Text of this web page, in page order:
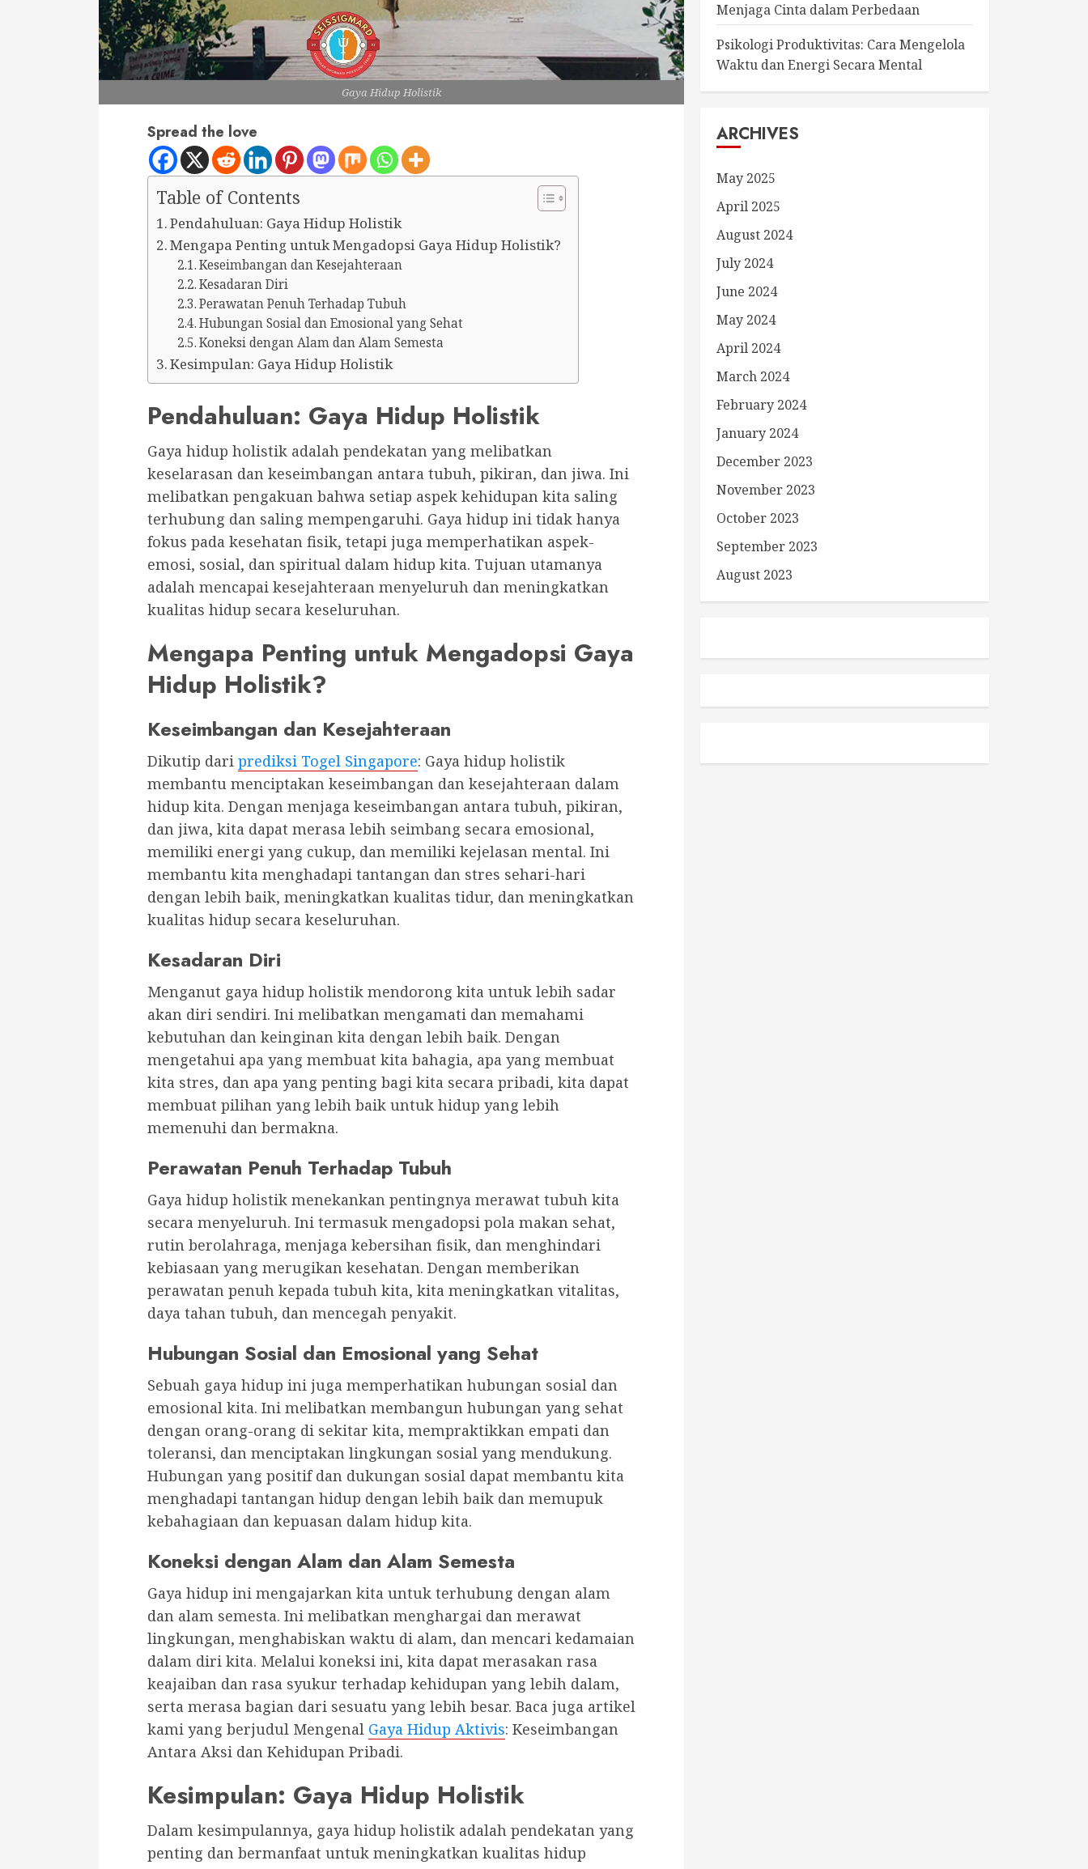
Gaya Hidup Holistik
Spread the love
Table of Contents
Pendahuluan: Gaya Hidup Holistik
Mengapa Penting untuk Mengadopsi Gaya Hidup Holistik?
Keseimbangan dan Kesejahteraan
Kesadaran Diri
Perawatan Penuh Terhadap Tubuh
Hubungan Sosial dan Emosional yang Sehat
Koneksi dengan Alam dan Alam Semesta
Kesimpulan: Gaya Hidup Holistik
Pendahuluan: Gaya Hidup Holistik
Gaya hidup holistik adalah pendekatan yang melibatkan
keselarasan dan keseimbangan antara tubuh, pikiran, dan jiwa. Ini
melibatkan pengakuan bahwa setiap aspek kehidupan kita saling
terhubung dan saling mempengaruhi. Gaya hidup ini tidak hanya
fokus pada kesehatan fisik, tetapi juga memperhatikan aspek-
emosi, sosial, dan spiritual dalam hidup kita. Tujuan utamanya
adalah mencapai kesejahteraan menyeluruh dan meningkatkan
kualitas hidup secara keseluruhan.
Mengapa Penting untuk Mengadopsi Gaya
Hidup Holistik?
Keseimbangan dan Kesejahteraan
Dikutip dari prediksi Togel Singapore: Gaya hidup holistik
membantu menciptakan keseimbangan dan kesejahteraan dalam
hidup kita. Dengan menjaga keseimbangan antara tubuh, pikiran,
dan jiwa, kita dapat merasa lebih seimbang secara emosional,
memiliki energi yang cukup, dan memiliki kejelasan mental. Ini
membantu kita menghadapi tantangan dan stres sehari-hari
dengan lebih baik, meningkatkan kualitas tidur, dan meningkatkan
kualitas hidup secara keseluruhan.
Kesadaran Diri
Menganut gaya hidup holistik mendorong kita untuk lebih sadar
akan diri sendiri. Ini melibatkan mengamati dan memahami
kebutuhan dan keinginan kita dengan lebih baik. Dengan
mengetahui apa yang membuat kita bahagia, apa yang membuat
kita stres, dan apa yang penting bagi kita secara pribadi, kita dapat
membuat pilihan yang lebih baik untuk hidup yang lebih
memenuhi dan bermakna.
Perawatan Penuh Terhadap Tubuh
Gaya hidup holistik menekankan pentingnya merawat tubuh kita
secara menyeluruh. Ini termasuk mengadopsi pola makan sehat,
rutin berolahraga, menjaga kebersihan fisik, dan menghindari
kebiasaan yang merugikan kesehatan. Dengan memberikan
perawatan penuh kepada tubuh kita, kita meningkatkan vitalitas,
daya tahan tubuh, dan mencegah penyakit.
Hubungan Sosial dan Emosional yang Sehat
Sebuah gaya hidup ini juga memperhatikan hubungan sosial dan
emosional kita. Ini melibatkan membangun hubungan yang sehat
dengan orang-orang di sekitar kita, mempraktikkan empati dan
toleransi, dan menciptakan lingkungan sosial yang mendukung.
Hubungan yang positif dan dukungan sosial dapat membantu kita
menghadapi tantangan hidup dengan lebih baik dan memupuk
kebahagiaan dan kepuasan dalam hidup kita.
Koneksi dengan Alam dan Alam Semesta
Gaya hidup ini mengajarkan kita untuk terhubung dengan alam
dan alam semesta. Ini melibatkan menghargai dan merawat
lingkungan, menghabiskan waktu di alam, dan mencari kedamaian
dalam diri kita. Melalui koneksi ini, kita dapat merasakan rasa
keajaiban dan rasa syukur terhadap kehidupan yang lebih dalam,
serta merasa bagian dari sesuatu yang lebih besar. Baca juga artikel
kami yang berjudul Mengenal Gaya Hidup Aktivis: Keseimbangan
Antara Aksi dan Kehidupan Pribadi.
Kesimpulan: Gaya Hidup Holistik
Dalam kesimpulannya, gaya hidup holistik adalah pendekatan yang
penting dan bermanfaat untuk meningkatkan kualitas hidup
Menjaga Cinta dalam Perbedaan
Psikologi Produktivitas: Cara Mengelola
Waktu dan Energi Secara Mental
ARCHIVES
May 2025
April 2025
August 2024
July 2024
June 2024
May 2024
April 2024
March 2024
February 2024
January 2024
December 2023
November 2023
October 2023
September 2023
August 2023